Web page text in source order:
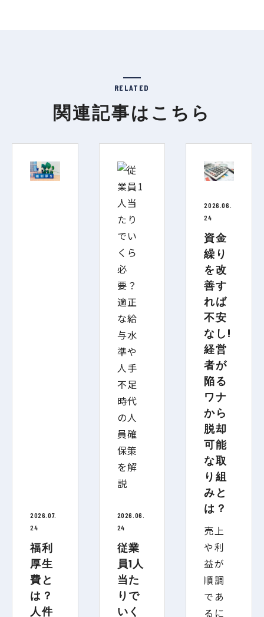
RELATED
関連記事はこちら
2026.07.
24
福利
厚生
費と
は？
人件
2026.06.
24
従業
員1人
当た
りで
いく
2026.06.
24
資金
繰り
を改
善す
れば
不安
なし!
経営
者が
陥る
ワナ
から
脱却
可能
な取
り組
みと
は？
売上
や利
益が
順調
であ
るに